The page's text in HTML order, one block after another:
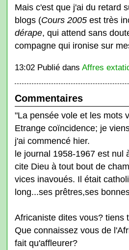
Mais c'est que j'ai du retard
blogs (Cours 2005est très
dérape, qui attend sans
compagne qui ironise sur
13:02 Publié dans Affres
Commentaires
"La pensée vole et les mots
Etrange coïncidence; je
j'ai commencé hier.
le journal 1958-1967 est nul
cite Dieu à tout bout de
vices inavoués. Il était
long...ses prêtres,ses
Africaniste dites vous? tiens
Que connaissez vous de
fait qu'affleurer?